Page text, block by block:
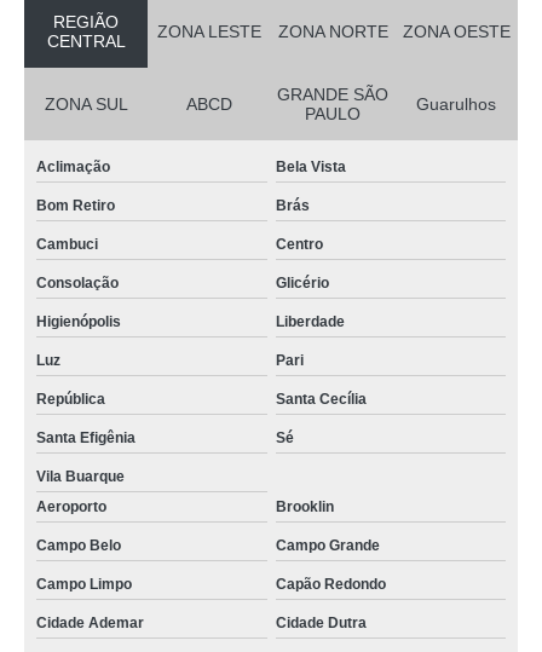
REGIÃO
CENTRAL
ZONA LESTE ZONA NORTE ZONA OESTE
ZONA SUL ABCD
GRANDE SÃO
PAULO
Guarulhos
Aclimação Bela Vista
Bom Retiro Brás
Cambuci Centro
Consolação Glicério
Higienópolis Liberdade
Luz Pari
República Santa Cecília
Santa Efigênia Sé
Vila Buarque
Aeroporto
Brooklin
Campo Belo Campo Grande
Campo Limpo Capão Redondo
Cidade Ademar Cidade Dutra